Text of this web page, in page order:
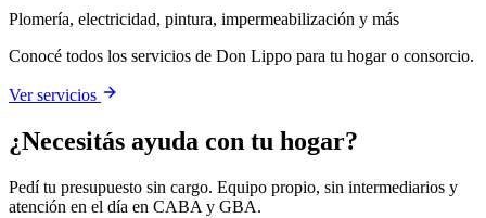
Plomería, electricidad, pintura, impermeabilización y más
Conocé todos los servicios de Don Lippo para tu hogar o consorcio.
Ver servicios
¿Necesitás ayuda con tu hogar?
Pedí tu presupuesto sin cargo. Equipo propio, sin intermediarios y
atención en el día en CABA y GBA.